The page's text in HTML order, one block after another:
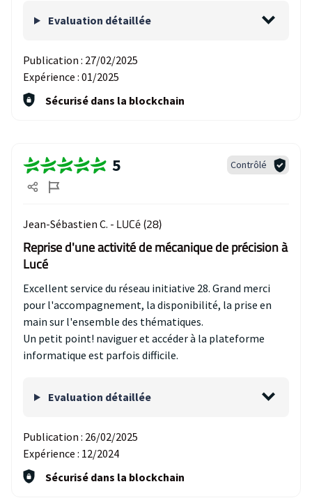
Evaluation détaillée
Publication : 27/02/2025
Expérience : 01/2025
Sécurisé dans la blockchain
5 Contrôlé
Jean-Sébastien C. - LUCé (28)
Reprise d'une activité de mécanique de précision à
Lucé
Excellent service du réseau initiative 28. Grand merci
pour l'accompagnement, la disponibilité, la prise en
main sur l'ensemble des thématiques.
Un petit point! naviguer et accéder à la plateforme
informatique est parfois difficile.
Evaluation détaillée
Publication : 26/02/2025
Expérience : 12/2024
Sécurisé dans la blockchain